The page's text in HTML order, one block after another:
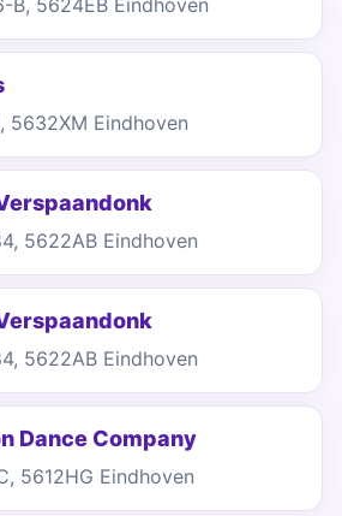
B, 5624EB Eindhoven
5632XM Eindhoven
5622AB Eindhoven
5622AB Eindhoven
Dance Company
5612HG Eindhoven